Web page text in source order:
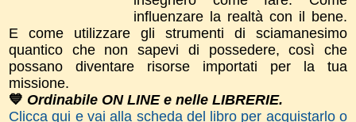
influenzare la realtà con il bene.
E come utilizzare gli strumenti di sciamanesimo
quantico che non sapevi di possedere, così che
possano diventare risorse importati per la tua
missione.
💙 Ordinabile ON LINE e nelle LIBRERIE.
Clicca qui e vai alla scheda del libro per acquistarlo o